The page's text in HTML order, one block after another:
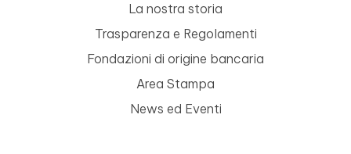
La nostra storia
Trasparenza e Regolamenti
Fondazioni di origine bancaria
Area Stampa
News ed Eventi